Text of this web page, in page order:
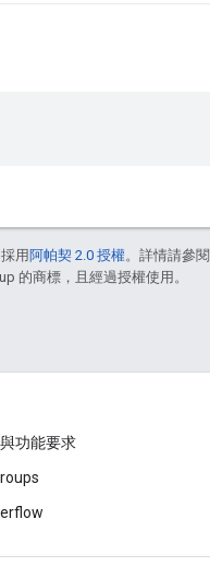
用阿帕契 2.0 授權。詳情請參閱
的商標，且經過授權使用。
功能要求